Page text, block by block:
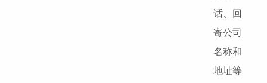
话、回
寄公司
名称和
地址等